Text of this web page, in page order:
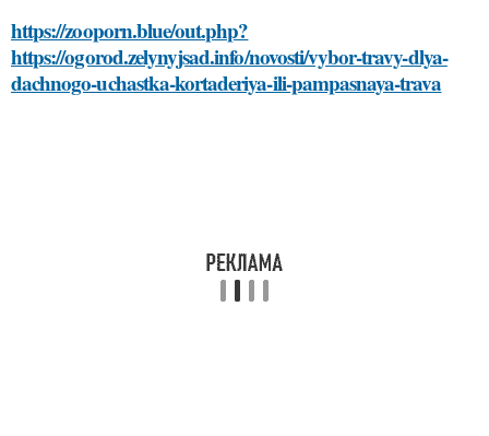
https://zooporn.blue/out.php?
https://ogorod.zelynyjsad.info/novosti/vybor-travy-dlya-
dachnogo-uchastka-kortaderiya-ili-pampasnaya-trava